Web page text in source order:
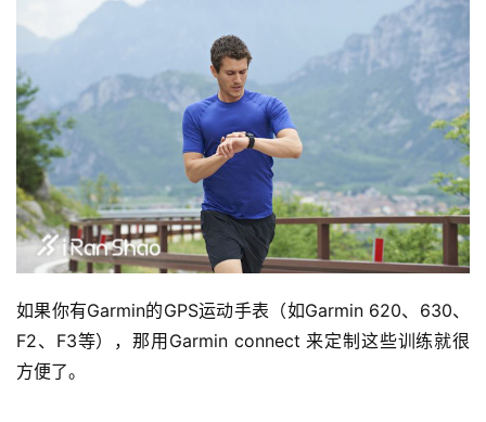
如果你有Garmin的GPS运动手表（如Garmin 620、630、
F2、F3等），那用 Garmin connect 来定制这些训练就很
方便了。